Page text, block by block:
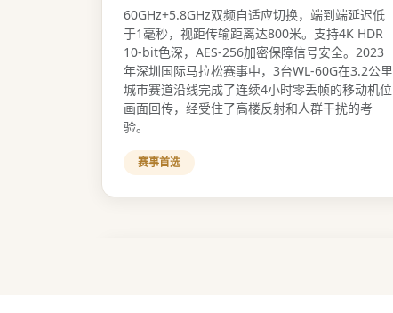
60GHz+5.8GHz双频自适应切换，端到端延迟低
于1毫秒，视距传输距离达800米。支持4K HDR
10-bit色深，AES-256加密保障信号安全。2023
年深圳国际马拉松赛事中，3台WL-60G在3.2公里
城市赛道沿线完成了连续4小时零丢帧的移动机位
画面回传，经受住了高楼反射和人群干扰的考
验。
赛事首选